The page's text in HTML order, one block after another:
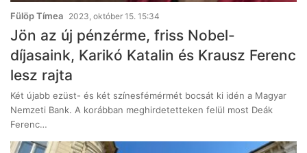
Fülöp Tímea 2023, október 15. 15:34
Jön az új pénzérme, friss Nobel-
díjasaink, Karikó Katalin és Krausz Ferenc
lesz rajta
Két újabb ezüst- és két színesfémérmét bocsát ki idén a Magyar
Nemzeti Bank. A korábban meghirdetetteken felül most Deák
Ferenc…